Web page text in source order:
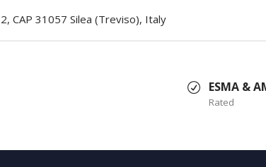
CAP 31057 Silea (Treviso), Italy
ESMA &
Rated